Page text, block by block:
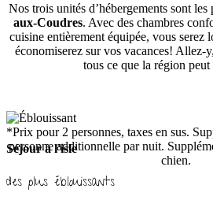
Séjour à l'isle
des plus éblouissants
Nos trois unités d’hébergements sont les
aux-Coudres. Avec des chambres
cuisine entièrement équipée, vous serez
économiserez sur vos vacances! Allez-
tous ce que la région
*Prix pour 2 personnes, taxes en sus.
personne additionnelle par nuit.
chien.